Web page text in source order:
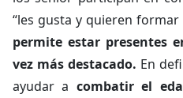
“les gusta y quieren
permite estar presentes
vez más destacado. En
ayudar a combatir el